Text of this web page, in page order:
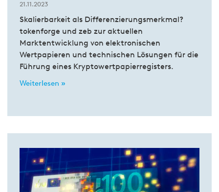
21.11.2023
Skalierbarkeit als Differenzierungsmerkmal?
tokenforge und zeb zur aktuellen
Marktentwicklung von elektronischen
Wertpapieren und technischen Lösungen für die
Führung eines Kryptowertpapierregisters.
Weiterlesen »